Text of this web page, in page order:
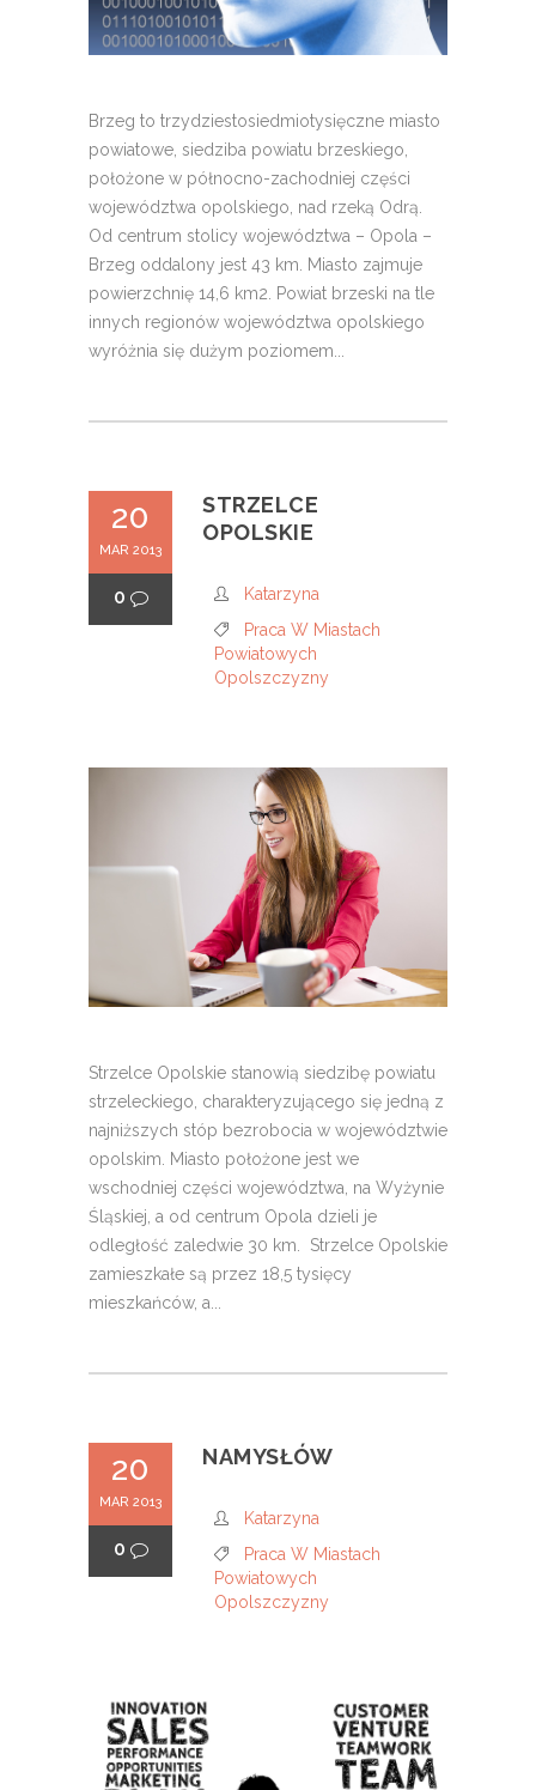
Brzeg to trzydziestosiedmiotysięczne miasto
powiatowe, siedziba powiatu brzeskiego,
położone w północno-zachodniej części
województwa opolskiego, nad rzeką Odrą.
Od centrum stolicy województwa – Opola –
Brzeg oddalony jest 43 km. Miasto zajmuje
powierzchnię 14,6 km2. Powiat brzeski na tle
innych regionów województwa opolskiego
wyróżnia się dużym poziomem...
20
MAR 2013
0
STRZELCE
OPOLSKIE
Katarzyna
Praca W Miastach
Powiatowych
Opolszczyzny
Strzelce Opolskie stanowią siedzibę powiatu
strzeleckiego, charakteryzującego się jedną z
najniższych stóp bezrobocia w województwie
opolskim. Miasto położone jest we
wschodniej części województwa, na Wyżynie
Śląskiej, a od centrum Opola dzieli je
odległość zaledwie 30 km. Strzelce Opolskie
zamieszkałe są przez 18,5 tysięcy
mieszkańców, a...
20
MAR 2013
0
NAMYSŁÓW
Katarzyna
Praca W Miastach
Powiatowych
Opolszczyzny